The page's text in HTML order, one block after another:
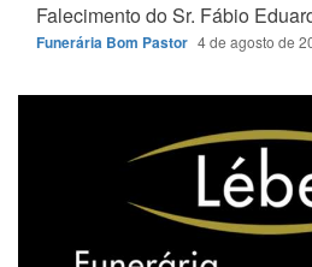
Falecimento do Sr. Fábio
Funerária Bom Pastor 4 de agosto de